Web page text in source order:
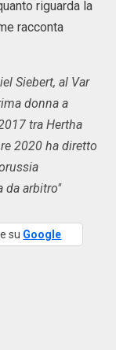
riguarda la
racconta
Siebert, al Var
donna a
tra Hertha
2020 ha diretto
da arbitro"
su Google